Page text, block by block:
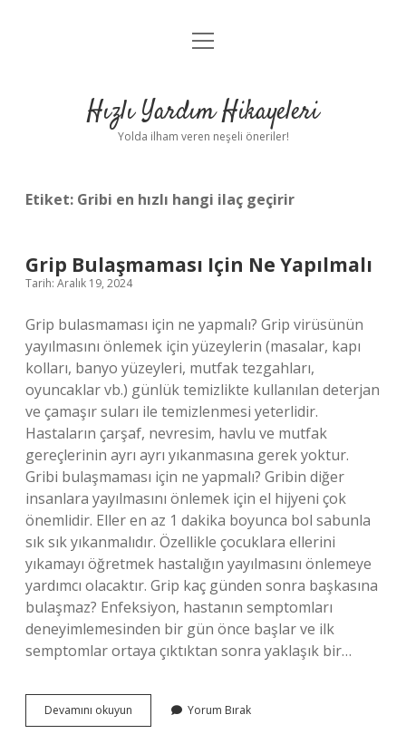
Anasayfa
Yasal Uyarı
menüyü
Hızlı Yardım Hikayeleri
Yolda ilham veren neşeli öneriler!
Etiket: Gribi en hızlı hangi ilaç geçirir
Grip Bulaşmaması Için Ne Yapılmalı
Tarih: Aralık 19, 2024
Grip bulasmaması için ne yapmalı? Grip virüsünün
yayılmasını önlemek için yüzeylerin (masalar, kapı
kolları, banyo yüzeyleri, mutfak tezgahları,
oyuncaklar vb.) günlük temizlikte kullanılan deterjan
ve çamaşır suları ile temizlenmesi yeterlidir.
Hastaların çarşaf, nevresim, havlu ve mutfak
gereçlerinin ayrı ayrı yıkanmasına gerek yoktur.
Gribi bulaşmaması için ne yapmalı? Gribin diğer
insanlara yayılmasını önlemek için el hijyeni çok
önemlidir. Eller en az 1 dakika boyunca bol sabunla
sık sık yıkanmalıdır. Özellikle çocuklara ellerini
yıkamayı öğretmek hastalığın yayılmasını önlemeye
yardımcı olacaktır. Grip kaç günden sonra başkasına
bulaşmaz? Enfeksiyon, hastanın semptomları
deneyimlemesinden bir gün önce başlar ve ilk
semptomlar ortaya çıktıktan sonra yaklaşık bir…
Devamını okuyun
Bulaşmaması
Yorum Bırak